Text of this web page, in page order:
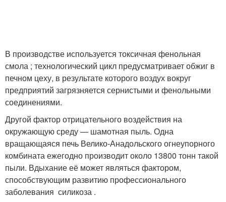
В производстве используется токсичная фенольная
смола ; технологический цикл предусматривает обжиг в
печном цеху, в результате которого воздух вокруг
предприятий загрязняется сернистыми и фенольными
соединениями.
Другой фактор отрицательного воздействия на
окружающую среду — шамотная пыль. Одна
вращающаяся печь Велико-Анадольского огнеупорного
комбината ежегодно производит около 13800 тонн такой
пыли. Вдыхание её может являться фактором,
способствующим развитию профессионального
заболевания силикоза .